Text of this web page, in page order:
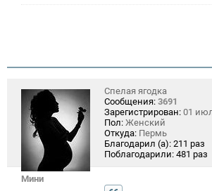
Мини
Спелая ягодка
Сообщения: 3691
Зарегистрирован: 01
Пол: Женский
Откуда: Пермь
Благодарил (а): 211 раз
Поблагодарили: 481 раз